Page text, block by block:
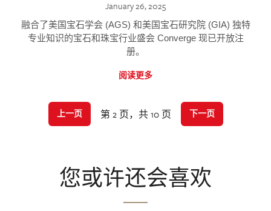
January 26, 2025
融合了美国宝石学会 (AGS) 和美国宝石研究院 (GIA) 独特
专业知识的宝石和珠宝行业盛会 Converge 现已开放注
册。
阅读更多
上一页 第 2 页，共 10 页 下一页
您或许还会喜欢